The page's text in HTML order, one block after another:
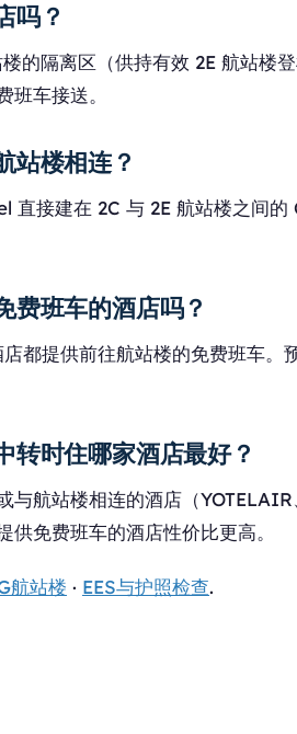
吗？
的隔离区（供持有效 2E 航站楼
班车接送。
站楼相连？
接建在 2C 与 2E 航站楼之间的
费班车的酒店吗？
都提供前往航站楼的免费班车。
转时住哪家酒店最好？
与航站楼相连的酒店（
免费班车的酒店性价比更高。
航站楼 · EES与护照检查.